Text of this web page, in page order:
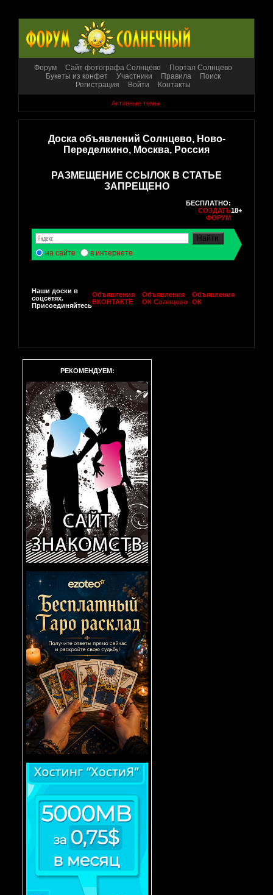
Форум Сайт фотографа Солнцево
Портал Солнцево
Букеты из конфет
Участники Правила
Поиск
Регистрация
Войти Контакты
Активные темы
Доска объявлений Солнцево, Ново-
Переделкино, Москва, Россия
РАЗМЕЩЕНИЕ ССЫЛОК В СТАТЬЕ
ЗАПРЕЩЕНО
БЕСПЛАТНО:
СОЗДАТЬ
ФОРУМ
18+
на сайте в интернете
Наши доски в
соцсетях.
Присоединяйтесь
Объявления
ВКОНТАКТЕ
Объявления
ОК Солнцево
Объявления
ОК
РЕКОМЕНДУЕМ: